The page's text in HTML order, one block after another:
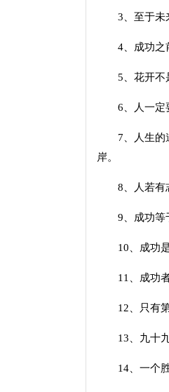
3、至于未来
4、成功之前
5、花开不是
6、人一定要
7、人生的道
岸。
8、人若有志
9、成功等于
10、成功是
11、成功者
12、只有第
13、九十九
14、一个胜